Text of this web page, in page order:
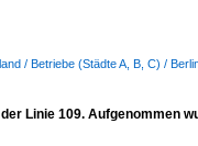
/ Betriebe (Städte A, B, C) /
Linie 109. Aufgenommen